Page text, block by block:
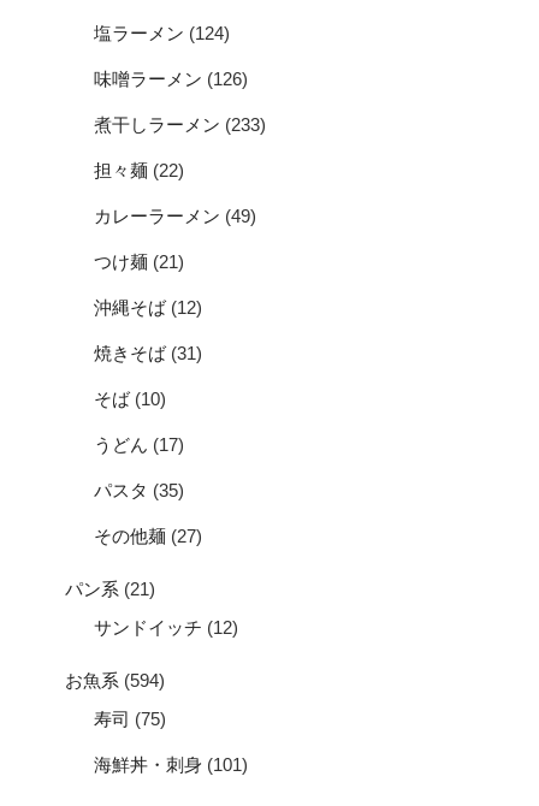
塩ラーメン (124)
味噌ラーメン (126)
煮干しラーメン (233)
担々麺 (22)
カレーラーメン (49)
つけ麺 (21)
沖縄そば(12)
焼きそば(31)
そば(10)
うどん (17)
パスタ (35)
その他麺 (27)
パン系 (21)
サンドイッチ (12)
お魚系 (594)
寿司 (75)
海鮮丼・刺身 (101)